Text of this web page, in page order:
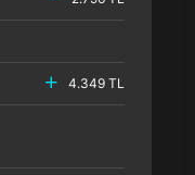
4.349 TL